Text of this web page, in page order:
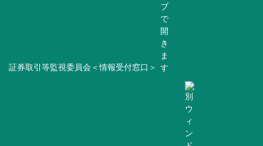
証券取引等監視委員会＜情報受付窓口＞